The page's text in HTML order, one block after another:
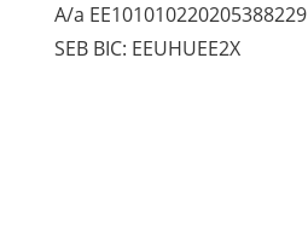
A/a EE101010220205388229
SEB BIC: EEUHUEE2X